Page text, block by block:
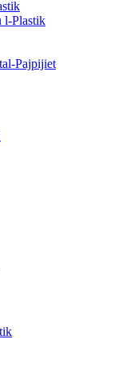
l-Plastik
Pajpijiet